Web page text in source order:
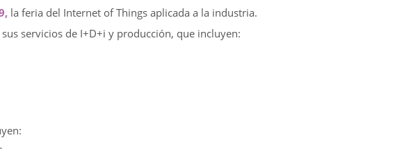
la feria del Internet of Things aplicada a la industria.
servicios de I+D+i y producción, que incluyen: